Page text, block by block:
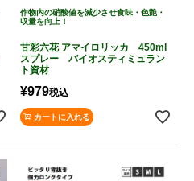
作物内の硝酸値を減少させ食味・色艶・
収量を向上！
甘彩六花 アマイロリッカ 450ml
スプレー バイオスティミュラン
ト資材
¥979税込
カートに入れる